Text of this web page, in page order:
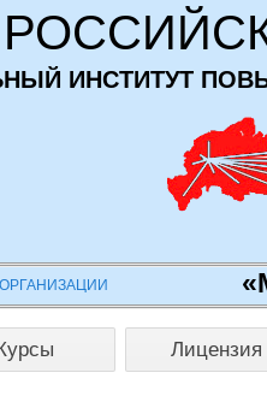
ИНСТИТУТ
Лицензия